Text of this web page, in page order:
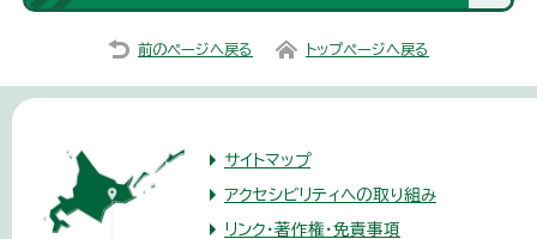
前のページへ戻る トップページへ戻る
サイトマップ
アクセシビリティへの取り組み
リンク・著作権・免責事項